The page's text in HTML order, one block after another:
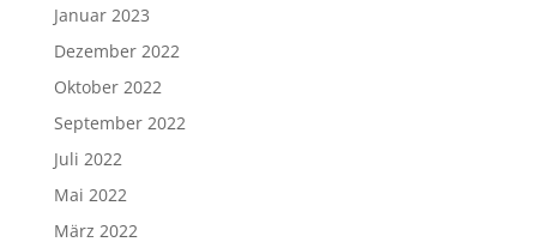
Januar 2023
Dezember 2022
Oktober 2022
September 2022
Juli 2022
Mai 2022
März 2022